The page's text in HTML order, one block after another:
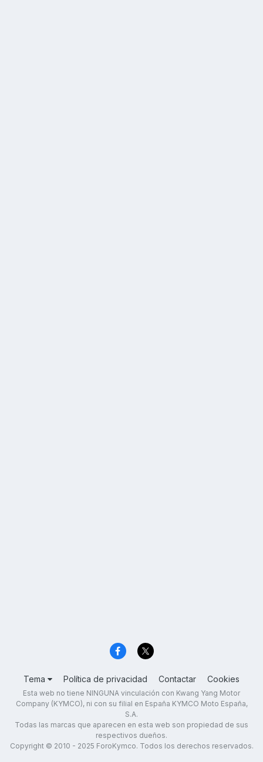
Tema Política de privacidad Contactar Cookies
Esta web no tiene NINGUNA vinculación con Kwang Yang Motor
Company (KYMCO), ni con su filial en España KYMCO Moto España,
S.A.
Todas las marcas que aparecen en esta web son propiedad de sus
respectivos dueños.
Copyright © 2010 - 2025 ForoKymco. Todos los derechos reservados.